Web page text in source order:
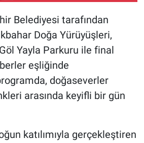
Belediyesi tarafından
Doğa Yürüyüşleri,
Yayla Parkuru ile final
eşliğinde
doğaseverler
arasında keyifli bir gün
katılımıyla gerçekleştiren